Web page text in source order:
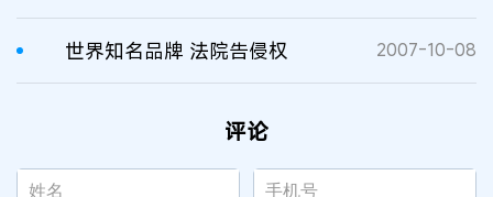
世界知名品牌 法院告侵权 2007-10-08
评论